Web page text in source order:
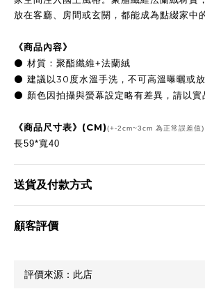
放在客廳、房間或玄關，都能成為點綴家中
《商品內容》
⚫ 材質：聚酯纖維+法蘭絨
⚫ 建議以30 度水溫手洗，不可高溫曝曬或
⚫ 顏色因拍攝與螢幕設定略有差異，請以實
《商品尺寸表》 (CM)(+-2cm~3cm 為正常誤差值)
長59*寬40
送貨及付款方式
顧客評價